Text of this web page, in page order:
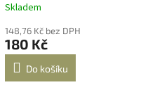
Skladem
148,76 Kč bez DPH
180 Kč
Do košíku